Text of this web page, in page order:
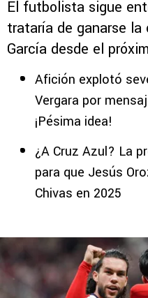
El futbolista sigue
trataría de ganarse la
García desde el
Afición explotó
Vergara por
¡Pésima idea!
¿A Cruz Azul? La
para que Jesús
Chivas en 2025